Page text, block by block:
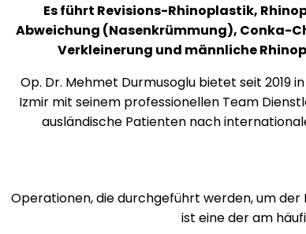
Es führt Revisions-Rhinoplastik,
Abweichung (Nasenkrümmung), Conka-
Verkleinerung und männliche
Op. Dr. Mehmet Durmusoglu bietet seit 2019
Izmir mit seinem professionellen Team
ausländische Patienten nach
Operationen, die durchgeführt werden, um der
ist eine der am